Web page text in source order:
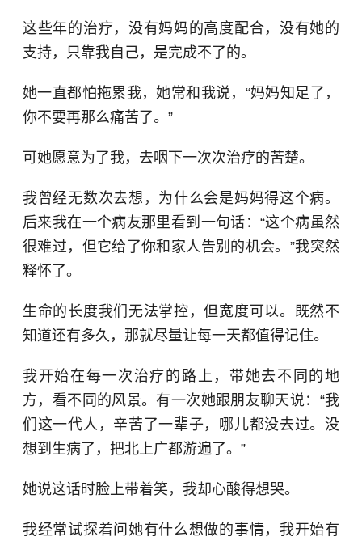
这些年的治疗，没有妈妈的高度配合，没有她的
支持，只靠我自己，是完成不了的。
她一直都怕拖累我，她常和我说，“妈妈知足了，
你不要再那么痛苦了。”
可她愿意为了我，去咽下一次次治疗的苦楚。
我曾经无数次去想，为什么会是妈妈得这个病。
后来我在一个病友那里看到一句话：“这个病虽然
很难过，但它给了你和家人告别的机会。”我突然
释怀了。
生命的长度我们无法掌控，但宽度可以。既然不
知道还有多久，那就尽量让每一天都值得记住。
我开始在每一次治疗的路上，带她去不同的地
方，看不同的风景。有一次她跟朋友聊天说：“我
们这一代人，辛苦了一辈子，哪儿都没去过。没
想到生病了，把北上广都游遍了。”
她说这话时脸上带着笑，我却心酸得想哭。
我经常试探着问她有什么想做的事情，我开始有